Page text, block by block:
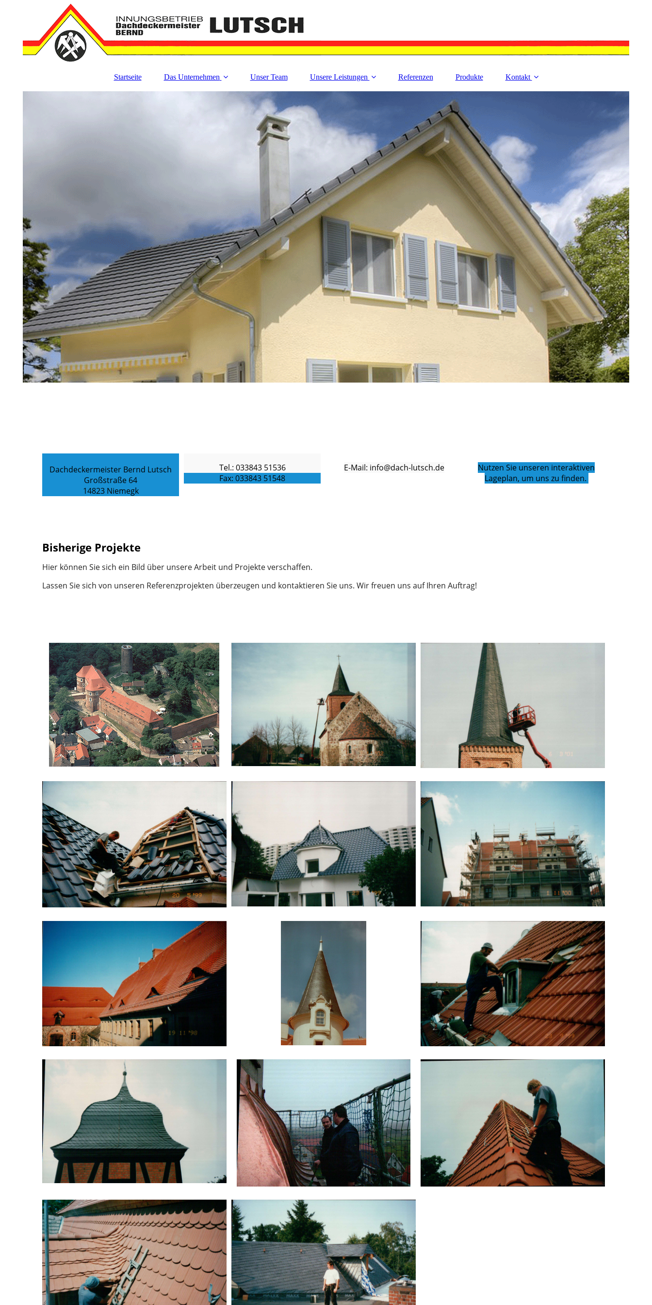
Startseite Das Unternehmen Unser Team Unsere Leistungen Referenzen Produkte Kontakt
Dachdeckermeister Bernd Lutsch
Großstraße 64
14823 Niemegk
Tel.: 033843 51536
Fax: 033843 51548
E-Mail: info@dach-lutsch.de
Nutzen Sie unseren interaktiven
Lageplan, um uns zu finden.
Bisherige Projekte
Hier können Sie sich ein Bild über unsere Arbeit und Projekte verschaffen.
Lassen Sie sich von unseren Referenzprojekten überzeugen und kontaktieren Sie uns. Wir freuen uns auf Ihren Auftrag!